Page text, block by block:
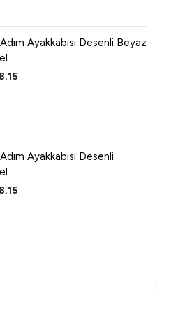
Ayakkabısı Desenli Beyaz
Ayakkabısı Desenli